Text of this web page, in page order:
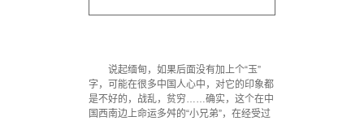
说起缅甸，如果后面没有加上个“玉”
字，可能在很多中国人心中，对它的印象都
是不好的，战乱，贫穷……确实，这个在中
国西南边上命运多舛的“小兄弟”，在经受过